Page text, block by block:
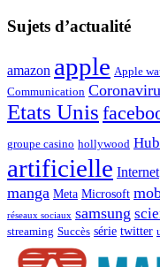
Sujets d’actualité
amazon apple Apple
Communication
Etats Unis
groupe casino hollywood
artificielle Internet
manga Meta Microsoft
réseaux sociaux samsung
streaming Succès série twitter